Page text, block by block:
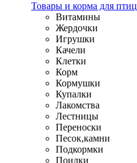
Товары и корма для птиц
Витамины
Жердочки
Игрушки
Качели
Клетки
Корм
Кормушки
Купалки
Лакомства
Лестницы
Переноски
Песок,камни
Подкормки
Поилки